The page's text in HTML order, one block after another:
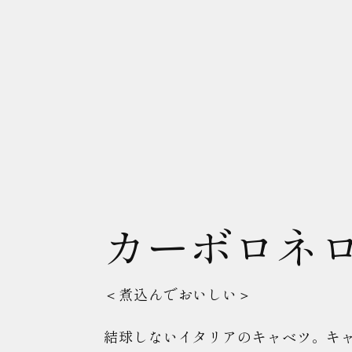
カーボロネ
＜煮込んでおいしい＞
結球しないイタリアのキャベツ。キ